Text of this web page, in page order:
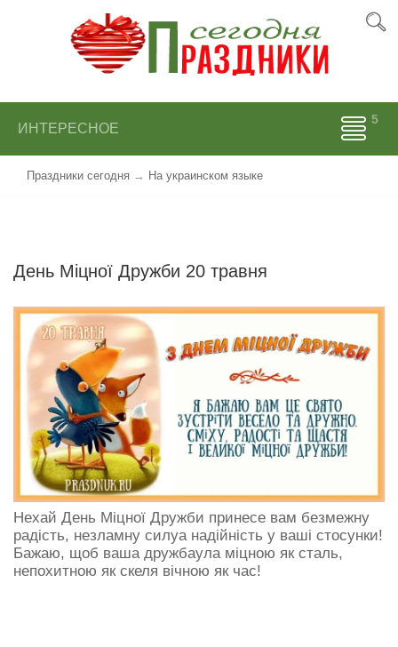
ИНТЕРЕСНОЕ
Праздники сегодня → На украинском языке
День Мiцної Дружби 20 травня
Нехай День Мiцної Дружби принесе вам безмежну
радість, незламну силуа надійність у ваші стосунки!
Бажаю, щоб ваша дружбаула міцною як сталь,
непохитною як скеля вічною як час!